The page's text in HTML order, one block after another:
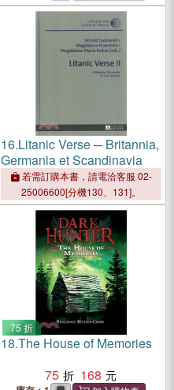
16.Litanic Verse ─ Britannia,
Germania et Scandinavia
若需訂購本書，請電洽客服 02-
25006600[分機130、131]。
75 折
18.The House of Memories
75
168